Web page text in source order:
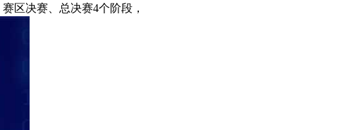
区决赛、总决赛4个阶段，